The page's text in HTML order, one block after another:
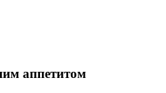
аппетитом